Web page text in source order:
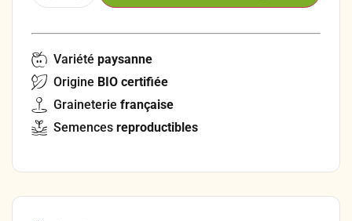
Variété paysanne
Origine BIO certifiée
Graineterie française
Semences reproductibles